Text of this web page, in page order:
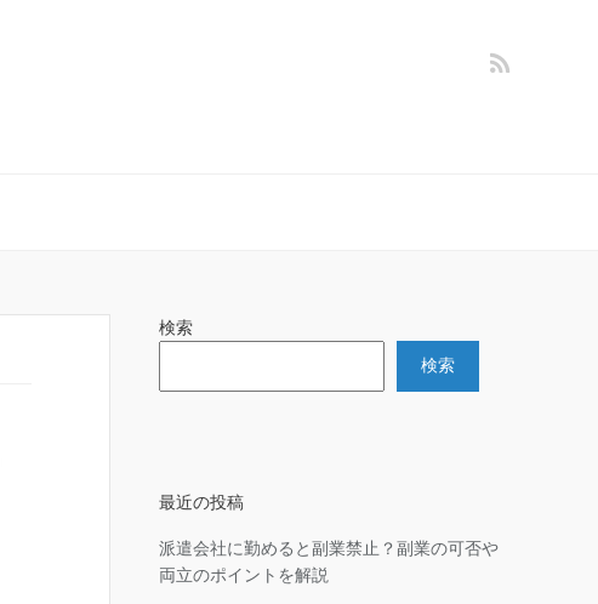
検索
検索
最近の投稿
派遣会社に勤めると副業禁止？副業の可否や
両立のポイントを解説